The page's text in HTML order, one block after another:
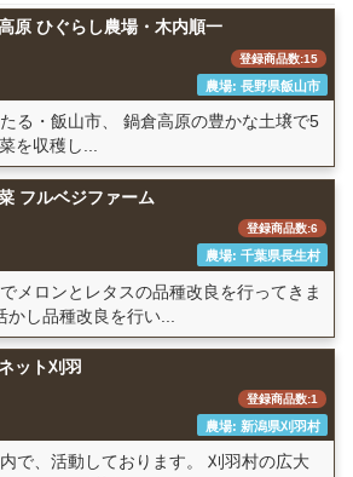
原 ひぐらし農場・木内順一
登録商品数:15
農場: 長野県飯山市
る・飯山市、 鍋倉高原の豊かな土壌で5
を収穫し...
フルベジファーム
登録商品数:6
農場: 千葉県長生村
メロンとレタスの品種改良を行ってきま
し品種改良を行い...
ット刈羽
登録商品数:1
農場: 新潟県刈羽村
で、活動しております。 刈羽村の広大